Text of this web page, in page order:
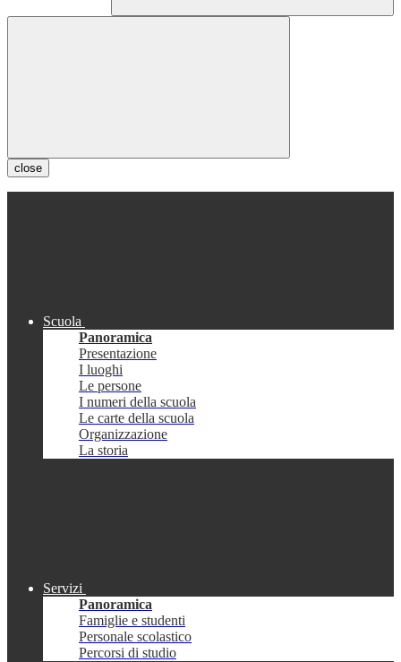
close
Scuola
Panoramica
Presentazione
I luoghi
Le persone
I numeri della scuola
Le carte della scuola
Organizzazione
La storia
Servizi
Panoramica
Famiglie e studenti
Personale scolastico
Percorsi di studio